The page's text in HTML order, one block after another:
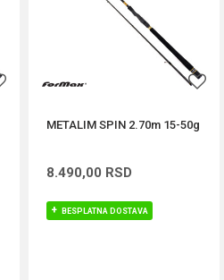
METALIM SPIN 2.70m 15-50g
8.490,00 RSD
BESPLATNA DOSTAVA